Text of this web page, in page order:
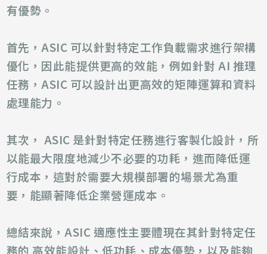
有優勢。
首先，ASIC 可以針對特定工作負載需求進行架構
優化，因此能提供更高的效能，例如針對 AI 推理
任務，ASIC 可以設計出更高效的矩陣運算和資料
處理能力。
其次， ASIC 是針對特定任務進行客製化設計，所
以能最大限度地減少不必要的功耗，進而降低運
行成本，這對於需要大規模部署的場景尤為重
要，能顯著降低企業營運成本。
總結來說， ASIC 適應性主要體現在其針對特定任
務的 高效能設計、低功耗、成本優勢，以及能夠